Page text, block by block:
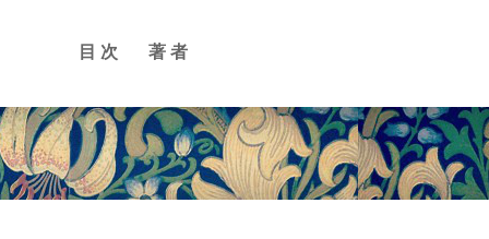
目次 著者